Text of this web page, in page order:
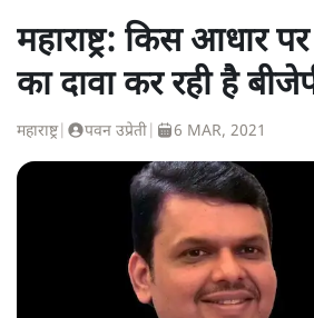
महाराष्ट्र: किस आधार
का दावा कर रही है
महाराष्ट्र| पवन उप्रेती 6 MAR, 2021